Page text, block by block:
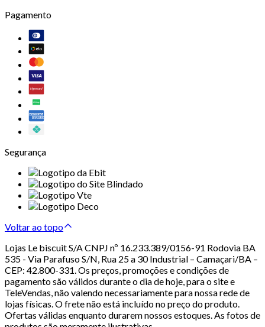
Pagamento
Segurança
Voltar ao topo
Lojas Le biscuit S/A CNPJ nº 16.233.389/0156-91 Rodovia BA
535 - Via Parafuso S/N, Rua 25 a 30 Industrial – Camaçari/BA –
CEP: 42.800-331. Os preços, promoções e condições de
pagamento são válidos durante o dia de hoje, para o site e
TeleVendas, não valendo necessariamente para nossa rede de
lojas físicas. O frete não está incluído no preço do produto.
Ofertas válidas enquanto durarem nossos estoques. As fotos de